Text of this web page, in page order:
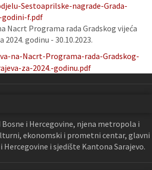
Sestoaprilske-nagrade-Grada-
godini-f.pdf
Nacrt Programa rada Gradskog vijeća
2024. godinu - 30.10.2023.
na-Nacrt-Programa-rada-Gradskog-
za-2024.-godinu.pdf
Bosne i Hercegovine, njena metropola i
ekonomski i prometni centar, glavni
Hercegovine i sjedište Kantona Sarajevo.